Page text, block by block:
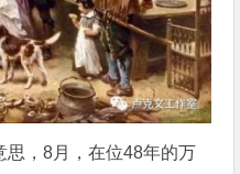
思，8月，在位48年的万